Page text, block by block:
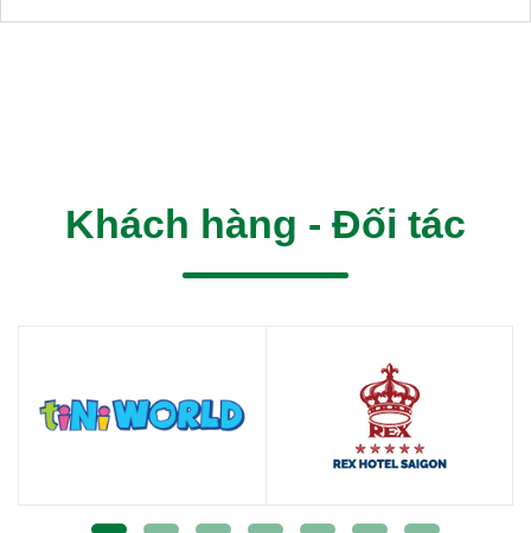
Khách hàng - Đối tác